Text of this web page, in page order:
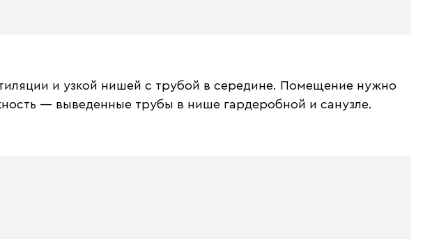
и узкой нишей с трубой в середине. Помещение нужно
— выведенные трубы в нише гардеробной и санузле.